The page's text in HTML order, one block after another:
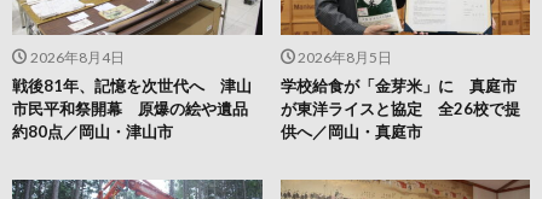
2026年8月5日
学校給食が「金芽米」に 真庭市
が東洋ライスと協定 全26校で提
供へ／岡山・真庭市
2026年8月4日
戦後81年、記憶を次世代へ 津山
市民平和祭開幕 原爆の絵や遺品
約80点／岡山・津山市